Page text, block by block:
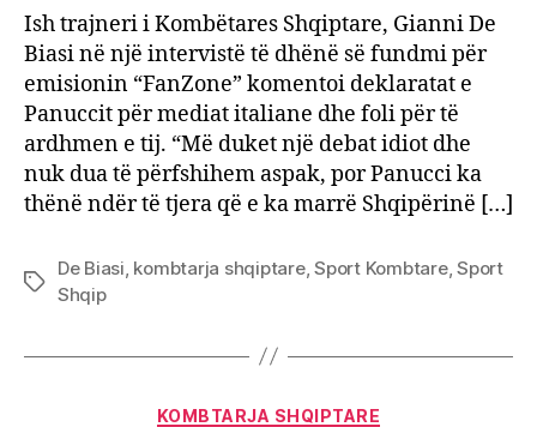
me
e
Ish trajneri i Kombëtares Shqiptare, Gianni De
Biasi në një intervistë të dhënë së fundmi për
emisionin “FanZone” komentoi deklaratat e
Panuccit për mediat italiane dhe foli për të
ardhmen e tij. “Më duket një debat idiot dhe
nuk dua të përfshihem aspak, por Panucci ka
thënë ndër të tjera që e ka marrë Shqipërinë […]
Tags
De Biasi, kombtarja shqiptare,Sport Kombtare,Sport
Shqip
Categories
KOMBTARJA SHQIPTARE